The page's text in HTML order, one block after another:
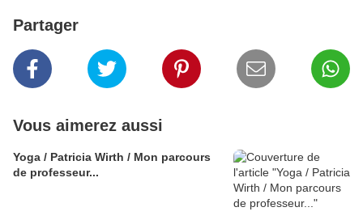
Partager
Vous aimerez aussi
Yoga / Patricia Wirth / Mon parcours
de professeur...